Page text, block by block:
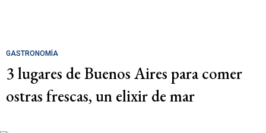
GASTRONOMÍA
3 lugares de Buenos Aires para comer
ostras frescas, un elixir de mar